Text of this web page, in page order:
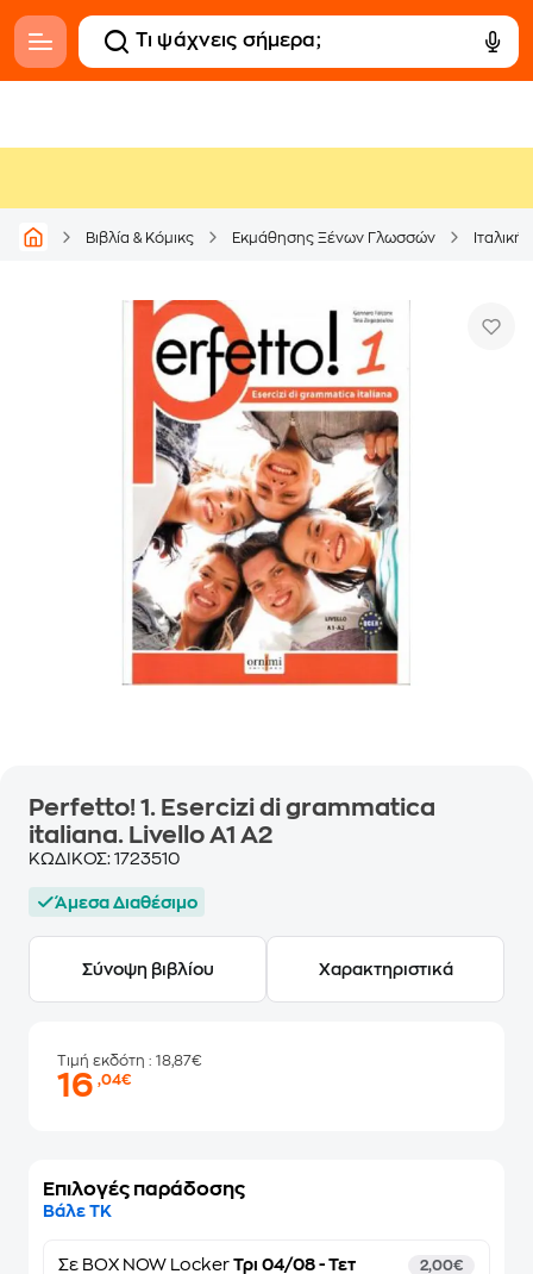
Βιβλία & Κόμικς Εκμάθησης Ξένων Γλωσσών
Perfetto! 1. Esercizi di grammatica
italiana. Livello A1 A2
ΚΩΔΙΚΟΣ: 1723510
Άμεσα Διαθέσιμο
Σύνοψη βιβλίου Χαρακτηριστικά
Τιμή εκδότη : 18,87€
16,04€
Επιλογές παράδοσης
Βάλε ΤΚ
Σε BOX NOW Locker Τρι 04/08 - Τετ
2,00€